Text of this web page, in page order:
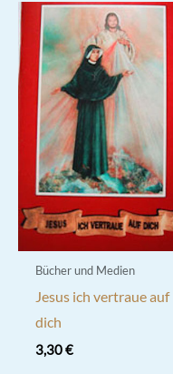
Bücher und Medien
Jesus ich vertraue auf
dich
3,30€